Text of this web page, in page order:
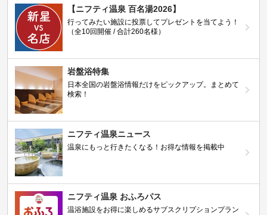
【ニフティ温泉 百名湯2026】
行ってみたい施設に投票してプレゼントを当てよう！
（全10回開催 / 合計260名様）
岩盤浴特集
日本全国の岩盤浴情報だけをピックアップ。まとめて
検索！
ニフティ温泉ニュース
温泉にもっと行きたくなる！お得な情報を掲載中
ニフティ温泉 おふろパス
温浴施設をお得に楽しめるサブスクリプションプラン